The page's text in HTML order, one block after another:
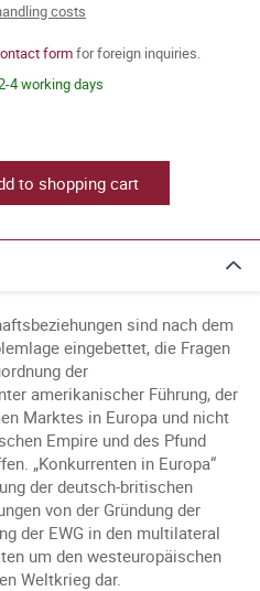
costs
formfor foreign inquiries.
4 working days
to shopping cart
sind nach dem
eingebettet, die Fragen
der
amerikanischer Führung, der
Marktes in Europa und nicht
Empire und des Pfund
„Konkurrenten in Europa“
der deutsch-britischen
von der Gründung der
der EWG in den multilateral
um den westeuropäischen
Weltkrieg dar.